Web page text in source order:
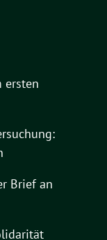
ersten
Brief an